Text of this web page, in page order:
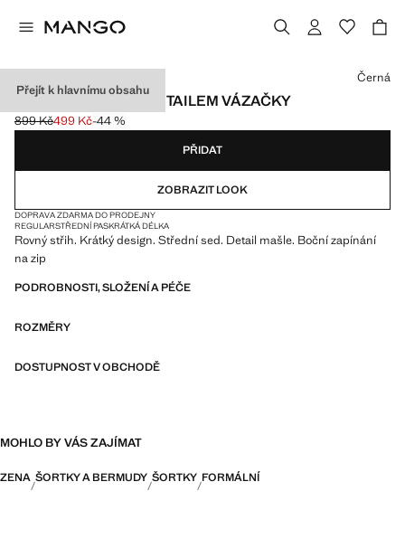
Přejít k hlavnímu obsahu
ROVNÉ ŠORTKY S DETAILEM VÁZAČKY
Původní cena přeškrtnutá [899 Kč ]
899 Kč
Aktuální cena [499 Kč ]
499 Kč-44 %
Vyberte barvu
Černá
PŘIDAT
ZOBRAZIT LOOK
DOPRAVA ZDARMA DO PRODEJNY
REGULARSTŘEDNÍ PASKRÁTKÁ DÉLKA
Rovný střih. Krátký design. Střední sed. Detail mašle. Boční zapínání
na zip
PODROBNOSTI, SLOŽENÍ A PÉČE
ROZMĚRY
DOSTUPNOST V OBCHODĚ
MOHLO BY VÁS ZAJÍMAT
ZENA ŠORTKY A BERMUDY ŠORTKY FORMÁLNÍ